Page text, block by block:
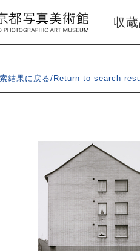
収
結果に戻る/Return to search